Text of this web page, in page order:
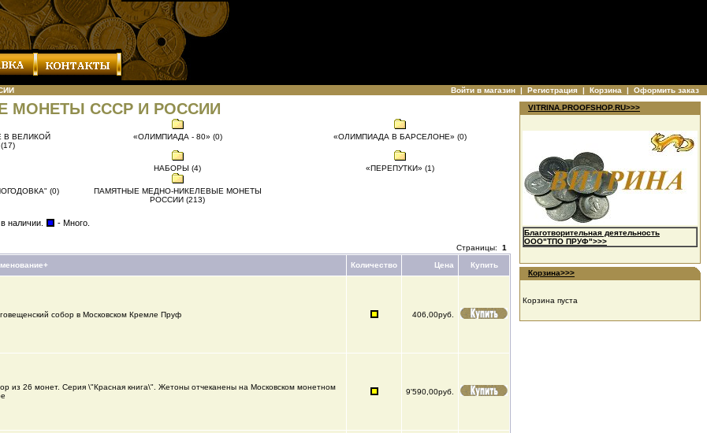
Войти в магазин | Регистрация | Корзина | Оформить заказ
МОНЕТЫ СССР И РОССИИ
ВЕЛИКОЙ
«ОЛИМПИАДА - 80» (0) «ОЛИМПИАДА В БАРСЕЛОНЕ» (0)
НАБОРЫ (4) «ПЕРЕПУТКИ» (1)
(0)
ПАМЯТНЫЕ МЕДНО-НИКЕЛЕВЫЕ МОНЕТЫ
РОССИИ (213)
наличии. - Много.
Страницы: 1
Количество Цена Купить
собор в Московском Кремле Пруф 406,00руб.
из 26 монет. Серия \"Красная книга\". Жетоны отчеканены на Московском монетном
9'590,00руб.
VITRINA.PROOFSHOP.RU>>>
Благотворительная деятельность
ООО"ТПО ПРУФ">>>
Корзина>>>
Корзина пуста